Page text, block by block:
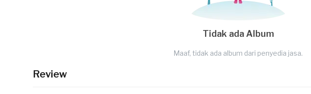
Tidak ada Album
Maaf, tidak ada album dari penyedia jasa.
Review